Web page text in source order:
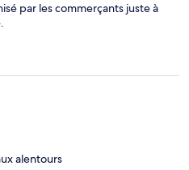
par les commerçants juste à
alentours